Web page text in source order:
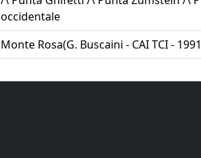
occidentale
Monte Rosa(G. Buscaini - CAI TCI -